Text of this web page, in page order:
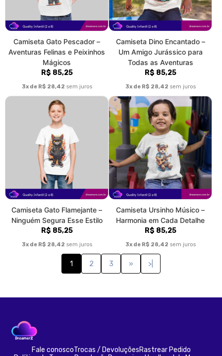
Camiseta Gato Pescador –
Aventuras Felinas e Peixinhos
Mágicos
R$ 85,25
3x de R$ 28,42 sem juros
Camiseta Dino Encantado –
Um Amigo Jurássico para
Todas as Aventuras
R$ 85,25
3x de R$ 28,42 sem juros
Camiseta Gato Flamejante –
Ninguém Segura Esse Estilo
R$ 85,25
3x de R$ 28,42 sem juros
Camiseta Ursinho Músico –
Harmonia em Cada Detalhe
R$ 85,25
3x de R$ 28,42 sem juros
1 2 3 » >|
Fale conoscoTrocas / DevoluçõesRastrear Pedido